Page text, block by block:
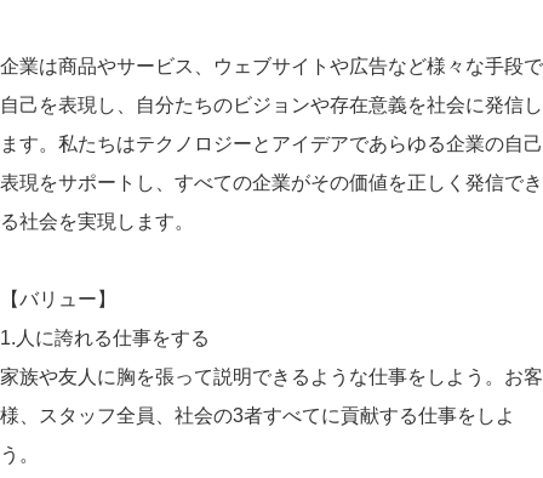
企業は商品やサービス、ウェブサイトや広告など様々な手段で
自己を表現し、自分たちのビジョンや存在意義を社会に発信し
ます。私たちはテクノロジーとアイデアであらゆる企業の自己
表現をサポートし、すべての企業がその価値を正しく発信でき
る社会を実現します。
【バリュー】
1.人に誇れる仕事をする
家族や友人に胸を張って説明できるような仕事をしよう。お客
様、スタッフ全員、社会の3者すべてに貢献する仕事をしよ
う。